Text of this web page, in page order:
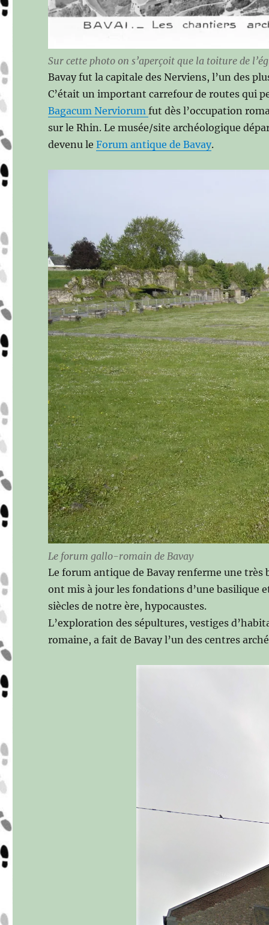
Sur cette photo on s’aperçoit que la toiture de
Bavay fut la capitale des Nerviens, l’un des
C’était un important carrefour de routes qui
Bagacum Nerviorumfut dès l’occupation
sur le Rhin. Le musée/site archéologique
devenu leForum antique de Bavay.
Le forum gallo-romain de Bavay
Le forum antique de Bavay renferme une très
ont mis à jour les fondations d’une basilique
siècles de notre ère, hypocaustes.
L’exploration des sépultures, vestiges
romaine, a fait de Bavay l’un des centres